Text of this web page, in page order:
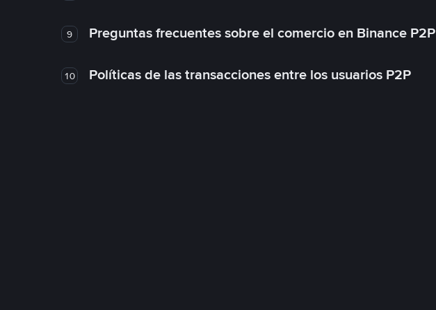
9 Preguntas frecuentes sobre el comercio en Binance P2P
10 Políticas de las transacciones entre los usuarios P2P